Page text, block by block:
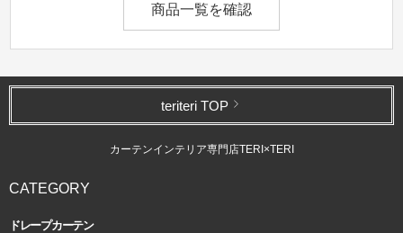
商品一覧を確認
teriteri TOP
カーテンインテリア専門店TERI×TERI
CATEGORY
ドレープカーテン